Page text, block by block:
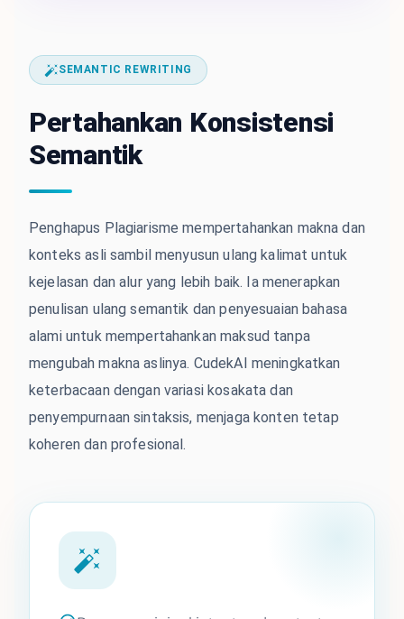
SEMANTIC REWRITING
Pertahankan Konsistensi
Semantik
Penghapus Plagiarisme mempertahankan makna dan
konteks asli sambil menyusun ulang kalimat untuk
kejelasan dan alur yang lebih baik. Ia menerapkan
penulisan ulang semantik dan penyesuaian bahasa
alami untuk mempertahankan maksud tanpa
mengubah makna aslinya. CudekAI meningkatkan
keterbacaan dengan variasi kosakata dan
penyempurnaan sintaksis, menjaga konten tetap
koheren dan profesional.